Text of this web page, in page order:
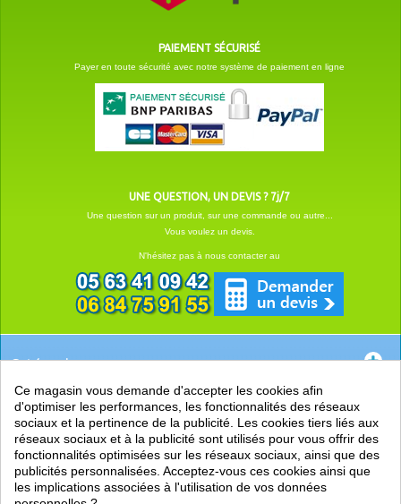
PAIEMENT SÉCURISÉ
Payer en toute sécurité avec notre système de paiement en ligne
UNE QUESTION, UN DEVIS ? 7j/7
Une question sur un produit, sur une commande ou autre...
Vous voulez un devis.
N'hésitez pas à nous contacter au
Catégories
EN SAVOIR +
PRATIQUE
LIENS
Ce magasin vous demande d'accepter les cookies afin
d'optimiser les performances, les fonctionnalités des réseaux
sociaux et la pertinence de la publicité. Les cookies tiers liés aux
réseaux sociaux et à la publicité sont utilisés pour vous offrir des
fonctionnalités optimisées sur les réseaux sociaux, ainsi que des
publicités personnalisées. Acceptez-vous ces cookies ainsi que
les implications associées à l'utilisation de vos données